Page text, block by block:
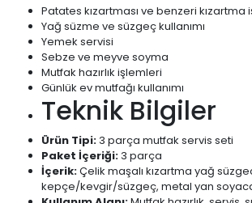
Patates kızartması ve benzeri kızartma
Yağ süzme ve süzgeç kullanımı
Yemek servisi
Sebze ve meyve soyma
Mutfak hazırlık işlemleri
Günlük ev mutfağı kullanımı
Teknik Bilgiler
Ürün Tipi:3 parça mutfak servis seti
Paket İçeriği:3 parça
İçerik:Çelik maşalı kızartma yağ
kepçe/kevgir/süzgeç, metal yan